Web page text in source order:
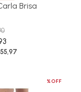
Brisa
%OFF